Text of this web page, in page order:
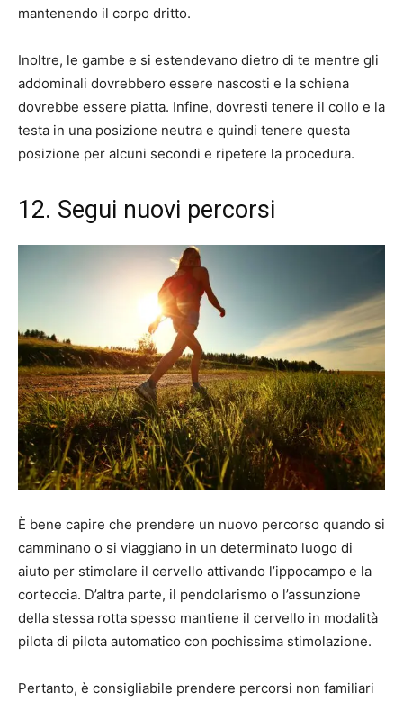
mantenendo il corpo dritto.
Inoltre, le gambe e si estendevano dietro di te mentre gli
addominali dovrebbero essere nascosti e la schiena
dovrebbe essere piatta. Infine, dovresti tenere il collo e la
testa in una posizione neutra e quindi tenere questa
posizione per alcuni secondi e ripetere la procedura.
12. Segui nuovi percorsi
È bene capire che prendere un nuovo percorso quando si
camminano o si viaggiano in un determinato luogo di
aiuto per stimolare il cervello attivando l’ippocampo e la
corteccia. D’altra parte, il pendolarismo o l’assunzione
della stessa rotta spesso mantiene il cervello in modalità
pilota di pilota automatico con pochissima stimolazione.
Pertanto, è consigliabile prendere percorsi non familiari